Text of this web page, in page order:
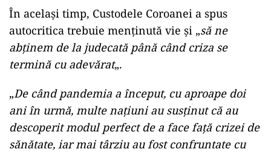
În acelaşi timp, Custodele Coroanei a spus
autocritica trebuie menţinută vie şi „să ne
abţinem de la judecată până când criza se
termină cu adevărat„.
„De când pandemia a început, cu aproape doi
ani în urmă, multe naţiuni au susţinut că au
descoperit modul perfect de a face faţă crizei de
sănătate, iar mai târziu au fost confruntate cu